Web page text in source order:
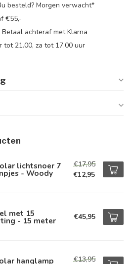
besteld? Morgen verwacht*
€55,-
achteraf met Klarna
tot 21.00, za tot 17.00 uur
lichtsnoer 7
- Woody
€17,95
€12,95
met 15
- 15 meter €45,95
hanglamp
€13,95